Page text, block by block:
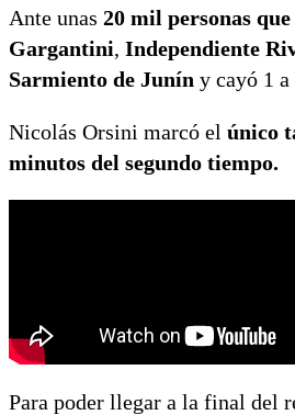
Ante unas 20 mil personas
Gargantini, Independiente
Sarmiento de Junín y cayó 1 a
Nicolás Orsini marcó el único
minutos del segundo tiempo.
Para poder llegar a la final del